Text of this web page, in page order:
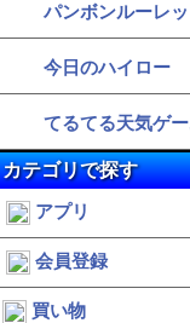
パンボンルーレッ
今日のハイロー
てるてる天気ゲ
カテゴリで探す
アプリ
会員登録
買い物